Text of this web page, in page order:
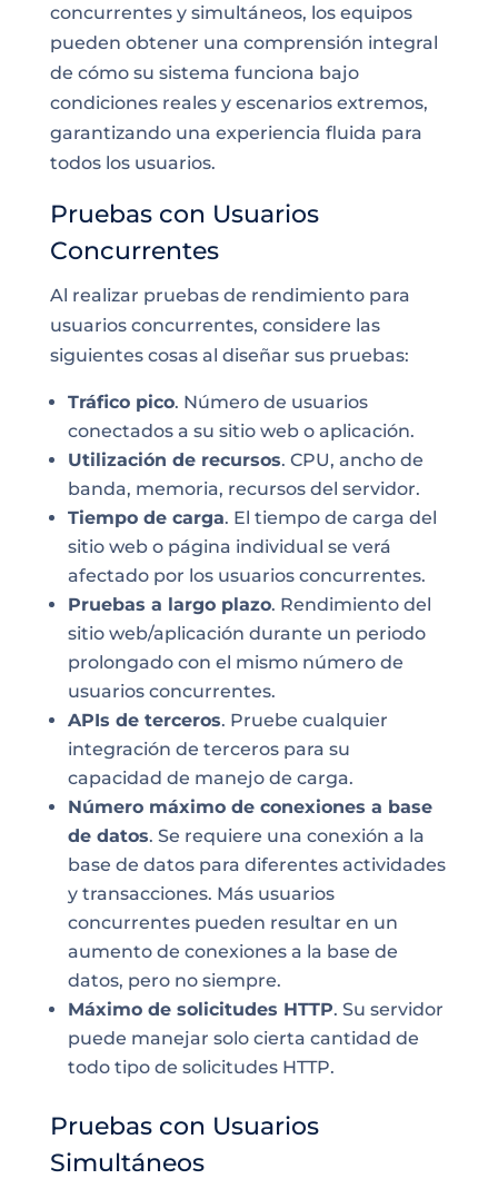
concurrentes y simultáneos, los equipos
pueden obtener una comprensión integral
de cómo su sistema funciona bajo
condiciones reales y escenarios extremos,
garantizando una experiencia fluida para
todos los usuarios.
Pruebas con Usuarios
Concurrentes
Al realizar pruebas de rendimiento para
usuarios concurrentes, considere las
siguientes cosas al diseñar sus pruebas:
Tráfico pico. Número de usuarios
conectados a su sitio web o aplicación.
Utilización de recursos. CPU, ancho de
banda, memoria, recursos del servidor.
Tiempo de carga. El tiempo de carga del
sitio web o página individual se verá
afectado por los usuarios concurrentes.
Pruebas a largo plazo. Rendimiento del
sitio web/aplicación durante un periodo
prolongado con el mismo número de
usuarios concurrentes.
APIs de terceros. Pruebe cualquier
integración de terceros para su
capacidad de manejo de carga.
Número máximo de conexiones a base
de datos. Se requiere una conexión a la
base de datos para diferentes actividades
y transacciones. Más usuarios
concurrentes pueden resultar en un
aumento de conexiones a la base de
datos, pero no siempre.
Máximo de solicitudes HTTP. Su servidor
puede manejar solo cierta cantidad de
todo tipo de solicitudes HTTP.
Pruebas con Usuarios
Simultáneos